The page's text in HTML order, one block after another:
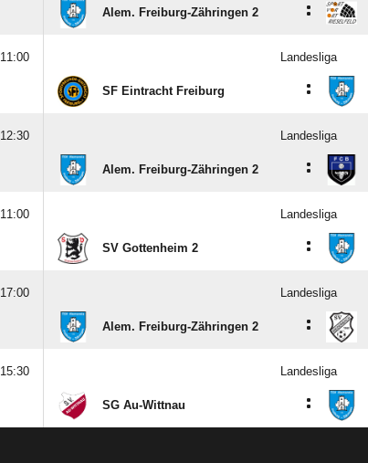
Alem. Freiburg-Zähringen 2 :
11:00 Landesliga
SF Eintracht Freiburg :
12:30 Landesliga
Alem. Freiburg-Zähringen 2 :
11:00 Landesliga
SV Gottenheim 2 :
17:00 Landesliga
Alem. Freiburg-Zähringen 2 :
15:30 Landesliga
SG Au-Wittnau :